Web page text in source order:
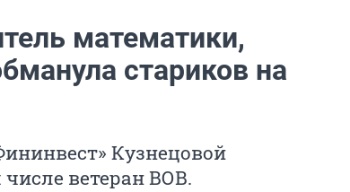
математики,
стариков на
Кузнецовой
ветеран ВОВ.